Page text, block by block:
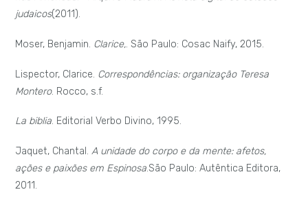
judaica na obra de Clarice Lispector” de Nelson H. Vieira de
1988 o “Por linhas tortas: o judaísmo en Clarice Lispector”
de Berta Waldman de 2011.
[2]
Las comillas que encierran la palabra Dios, son originales
de la carta de Lispector.